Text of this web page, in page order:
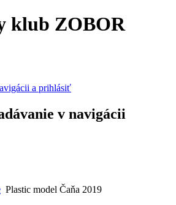
klub ZOBOR
a prihlásiť
v navigácii
Plastic model Čaňa 2019